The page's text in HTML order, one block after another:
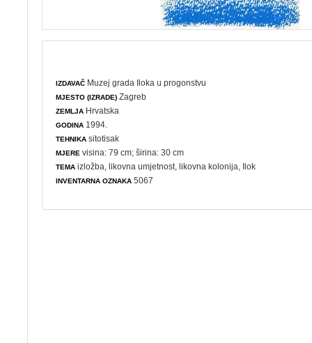
IZDAVAČ Muzej grada Iloka u progonstvu
MJESTO (IZRADE) Zagreb
ZEMLJA Hrvatska
GODINA 1994.
TEHNIKA sitotisak
MJERE visina: 79 cm; širina: 30 cm
TEMA izložba ,likovna umjetnost ,likovna kolonija , Ilok
INVENTARNA OZNAKA 5067